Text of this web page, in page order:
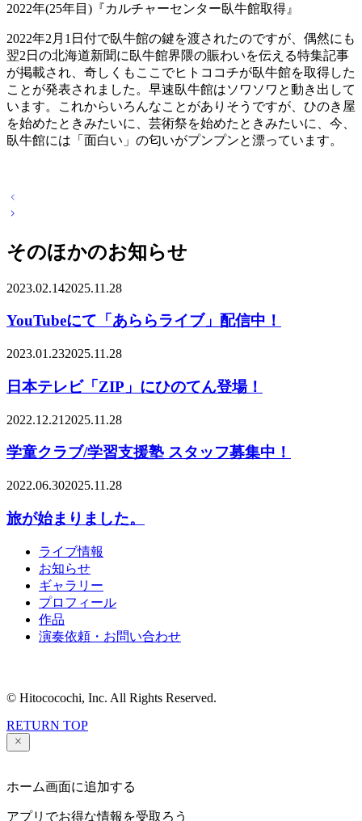
2022年(25年目)『カルチャーセンター臥牛館取得』
2022年2月1日付で臥牛館の鍵を渡されたのですが、偶然にも
翌2日の北海道新聞に臥牛館界隈の賑わいを伝える特集記事
が掲載され、奇しくもここでヒトココチが臥牛館を取得した
ことが発表されました。早速臥牛館はソワソワと動き出して
います。これからいろんなことがありそうですが、ひのき屋
を始めたときみたいに、芸術祭を始めたときみたいに、今、
臥牛館には「面白い」の匂いがプンプンと漂っています。
投
稿
ビ
ゲ
ー
ョ
そのほかのお知らせ
2023.02.142025.11.28
YouTubeにて「あららライブ」配信中！
2023.01.232025.11.28
日本テレビ「ZIP」にひのてん登場！
2022.12.21 2025.11.28
学童クラブ/学習支援塾 スタッフ募集中！
2022.06.302025.11.28
旅が始まりました。
ライブ情報
お知らせ
ギャラリー
プロフィール
作品
演奏依頼・お問い合わせ
© Hitococochi, Inc. All Rights Reserved.
RETURN TOP
ホーム画面に追加する
アプリでお得な情報を受取ろう